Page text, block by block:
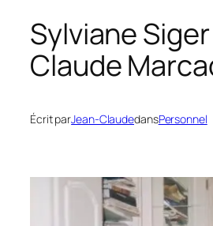
Sylviane
Claude
Écrit parJean-ClaudedansPersonnel